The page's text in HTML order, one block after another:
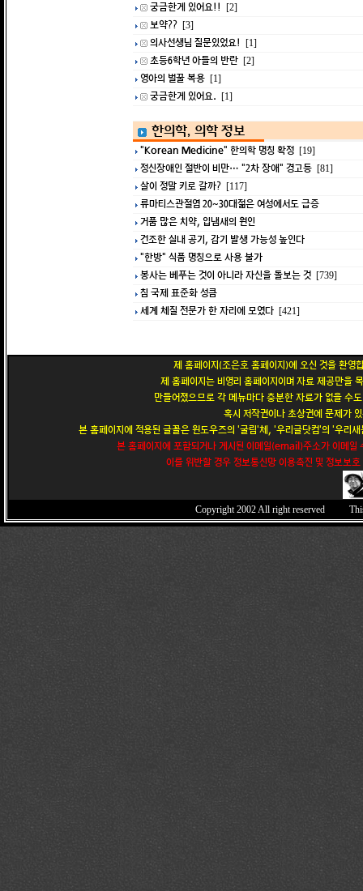
궁금한게 있어요!!
[2]
보약?? [3]
의사선생님 질문있었요! [1]
초등6학년 아들의 반란 [2]
영아의 벌꿀 복용 [1]
궁금한게 있어요. [1]
한의학, 의학 정보
"Korean Medicine" 한의학 명칭 확정 [19]
정신장애인 절반이 비만… "2차 장애" 경고등 [81]
살이 정말 키로 갈까? [117]
류마티스관절염 20~30대젊은 여성에서도 급증
거품 많은 치약, 입냄새의 원인
건조한 실내 공기, 감기 발생 가능성 높인다
"한방" 식품 명칭으로 사용 불가
봉사는 베푸는 것이 아니라 자신을 돌보는 것 [739]
침 국제 표준화 성큼
세계 체질 전문가 한 자리에 모였다 [421]
제 홈페이지(조은호 홈페이지)에 오신 것을 환영
제 홈페이지는 비영리 홈페이지이며 자료 제공만을
만들어졌으므로 각 메뉴마다 충분한 자료가 없을 수
혹시 저작권이나 초상권에 문제가
본 홈페이지에 적용된 글꼴은 윈도우즈의 '굴림'체, '우리글닷컴'의 '우
본 홈페이지에 포함되거나 게시된 이메일(email)주소가 이메
이를 위반할 경우 정보통신망 이용촉진 및 정보보
Copyright 2002All right reserved This